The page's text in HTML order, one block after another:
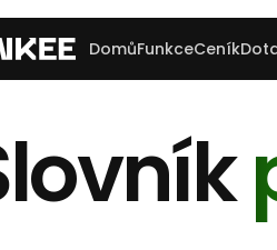
DomůFunkceCeník